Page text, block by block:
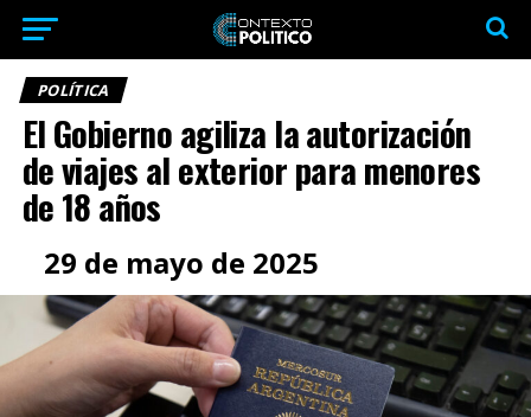
POLÍTICA
El Gobierno agiliza la autorización
de viajes al exterior para menores
de 18 años
29 de mayo de 2025